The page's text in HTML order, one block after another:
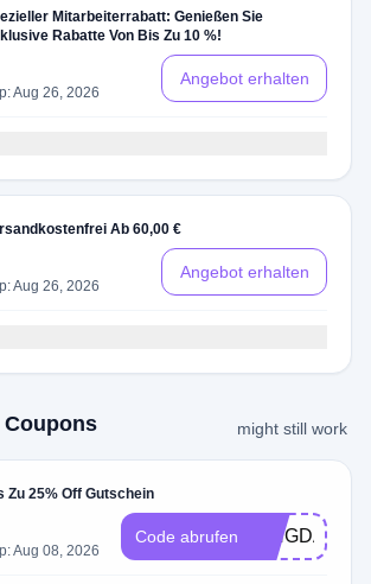
Mitarbeiterrabatt: Genießen Sie
Rabatte Von Bis Zu 10 %!
Aug 26, 2026
Angebot erhalten
Ab 60,00 €
Aug 26, 2026
Angebot erhalten
might still work
Zu 25% Off Gutschein
Aug 08, 2026
Code abrufen XINGDAY25